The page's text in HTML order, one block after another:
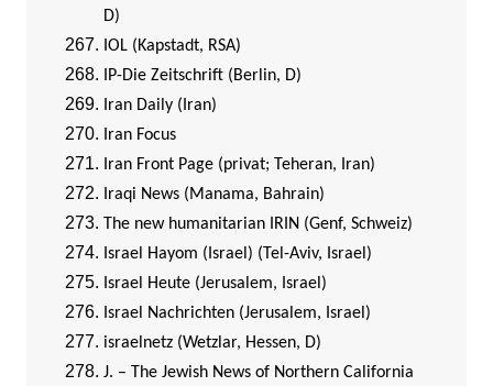
D)
IOL (Kapstadt, RSA)
IP-Die Zeitschrift (Berlin, D)
ran Daily (Iran)
Iran Focus
Iran Front Page (privat; Teheran, Iran)
Iraqi News (Manama, Bahrain)
The new humanitarian IRIN (Genf, Schweiz)
Israel Hayom (Israel) (Tel-Aviv, Israel)
Israel Heute (Jerusalem, Israel)
Israel Nachrichten (Jerusalem, Israel)
israelnetz (Wetzlar, Hessen, D)
J. – The Jewish News of Northern California